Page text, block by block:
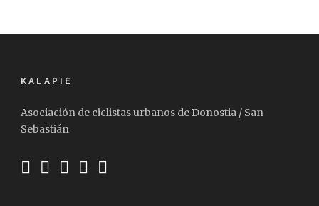
KALAPIE
Asociación de ciclistas urbanos de Donostia / San
Sebastián